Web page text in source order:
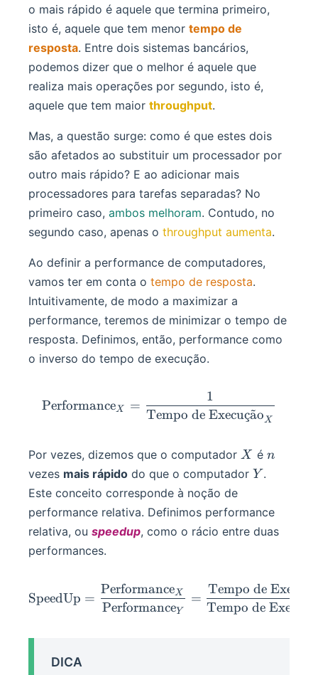
o mais rápido é aquele que termina primeiro,
isto é, aquele que tem menor tempo de
resposta. Entre dois sistemas bancários,
podemos dizer que o melhor é aquele que
realiza mais operações por segundo, isto é,
aquele que tem maior throughput.
Mas, a questão surge: como é que estes dois
são afetados ao substituir um processador por
outro mais rápido? E ao adicionar mais
processadores para tarefas separadas? No
primeiro caso, ambos melhoram. Contudo, no
segundo caso, apenas o throughput aumenta.
Ao definir a performance de computadores,
vamos ter em conta o tempo de resposta.
Intuitivamente, de modo a maximizar a
performance, teremos de minimizar o tempo de
resposta. Definimos, então, performance como
o inverso do tempo de execução.
\text{Performance}_X
PerformanceX =
Tempo de Execuc
¸a
˜oX
1
Por vezes, dizemos que o computador X
X é n
n
vezes mais rápido do que o computador Y
Y .
Este conceito corresponde à noção de
performance relativa. Definimos performance
relativa, ou speedup, como o rácio entre duas
performances.
\op{SpeedUp} =
SpeedUp =
PerformanceY
PerformanceX =
Tempo de Execu
Tempo de Execu
DICA